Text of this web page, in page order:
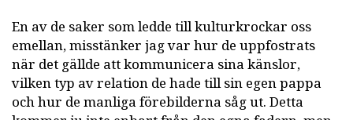
En av de saker som ledde till kulturkrockar oss
emellan, misstänker jag var hur de uppfostrats
när det gällde att kommunicera sina känslor,
vilken typ av relation de hade till sin egen pappa
och hur de manliga förebilderna såg ut. Detta